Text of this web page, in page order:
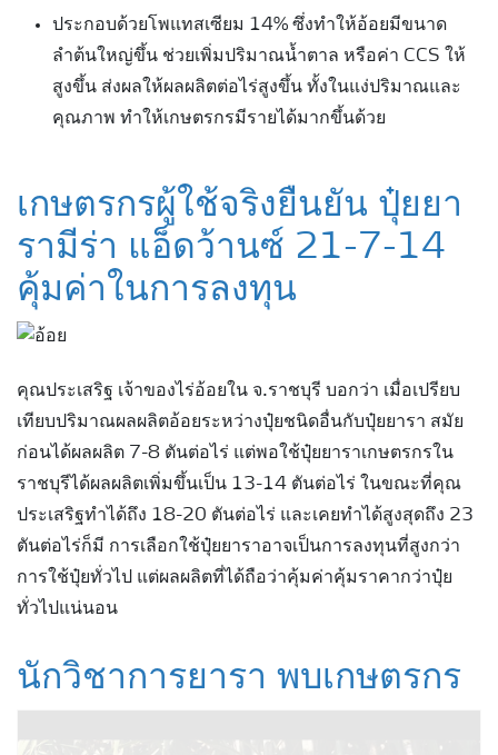
ประกอบด้วยโพแทสเซียม 14% ซึ่งทำให้อ้อยมีขนาด
ลำต้นใหญ่ขึ้น ช่วยเพิ่มปริมาณน้ำตาล หรือค่า CCS ให้
สูงขึ้น ส่งผลให้ผลผลิตต่อไร่สูงขึ้น ทั้งในแง่ปริมาณและ
คุณภาพ ทำให้เกษตรกรมีรายได้มากขึ้นด้วย
เกษตรกรผู้ใช้จริงยืนยัน ปุ๋ยยา
รามีร่า แอ็ดว้านซ์ 21-7-14
คุ้มค่าในการลงทุน
คุณประเสริฐ เจ้าของไร่อ้อยใน จ.ราชบุรี บอกว่า เมื่อเปรียบ
เทียบปริมาณผลผลิตอ้อยระหว่างปุ๋ยชนิดอื่นกับปุ๋ยยารา สมัย
ก่อนได้ผลผลิต 7-8 ตันต่อไร่ แต่พอใช้ปุ๋ยยาราเกษตรกรใน
ราชบุรีได้ผลผลิตเพิ่มขึ้นเป็น 13-14 ตันต่อไร่ ในขณะที่คุณ
ประเสริฐทำได้ถึง 18-20 ตันต่อไร่ และเคยทำได้สูงสุดถึง 23
ตันต่อไร่ก็มี การเลือกใช้ปุ๋ยยาราอาจเป็นการลงทุนที่สูงกว่า
การใช้ปุ๋ยทั่วไป แต่ผลผลิตที่ได้ถือว่าคุ้มค่าคุ้มราคากว่าปุ๋ย
ทั่วไปแน่นอน
นักวิชาการยารา พบเกษตรกร